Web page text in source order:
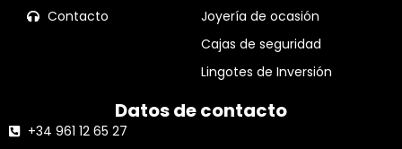
Contacto
Joyería de ocasión
Cajas de seguridad
Lingotes de Inversión
Datos de contacto
+34 961 12 65 27